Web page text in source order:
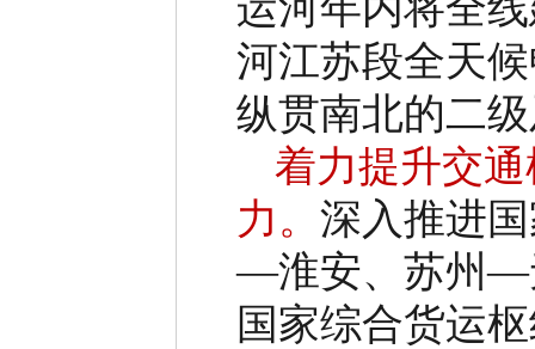
河江苏段全天
纵贯南北的二
着力提升交
力。 深入推进
—淮安、苏州—
国家综合货运